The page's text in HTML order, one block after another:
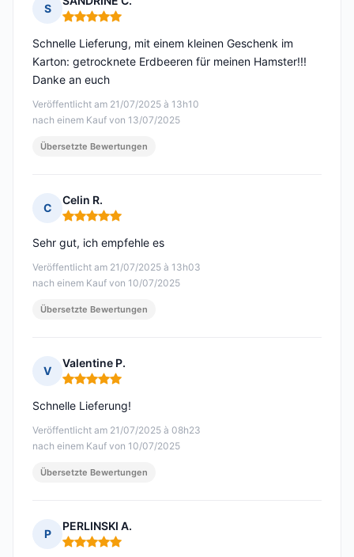
S
Hinweis: 5 von 5
Veröffentlicht am 21/07/2025 à 13h10
nach einem Kauf von 13/07/2025
Schnelle Lieferung, mit einem kleinen Geschenk im
Karton: getrocknete Erdbeeren für meinen Hamster!!!
Danke an euch
Übersetzte Bewertungen
C
Celin R.
Hinweis: 5 von 5
Veröffentlicht am 21/07/2025 à 13h03
nach einem Kauf von 10/07/2025
Sehr gut, ich empfehle es
Übersetzte Bewertungen
V
Valentine P.
Hinweis: 5 von 5
Veröffentlicht am 21/07/2025 à 08h23
nach einem Kauf von 10/07/2025
Schnelle Lieferung!
Übersetzte Bewertungen
P
PERLINSKI A.
Hinweis: 5 von 5